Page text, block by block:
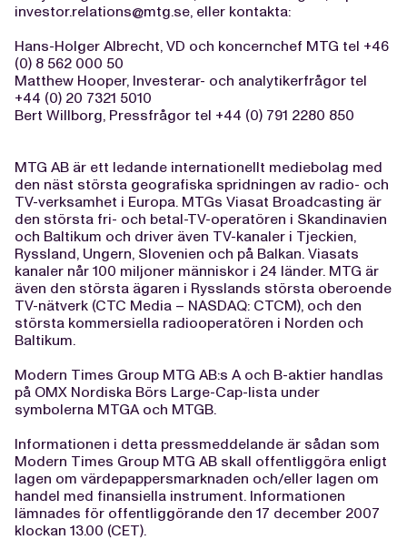
investor.relations@mtg.se, eller kontakta:
Hans-Holger Albrecht, VD och koncernchef MTG tel +46
(0) 8 562 000 50
Matthew Hooper, Investerar- och analytikerfrågor tel
+44 (0) 20 7321 5010
Bert Willborg, Pressfrågor tel +44 (0) 791 2280 850
MTG AB är ett ledande internationellt mediebolag med
den näst största geografiska spridningen av radio- och
TV-verksamhet i Europa. MTGs Viasat Broadcasting är
den största fri- och betal-TV-operatören i Skandinavien
och Baltikum och driver även TV-kanaler i Tjeckien,
Ryssland, Ungern, Slovenien och på Balkan. Viasats
kanaler når 100 miljoner människor i 24 länder. MTG är
även den största ägaren i Rysslands största oberoende
TV-nätverk (CTC Media – NASDAQ: CTCM), och den
största kommersiella radiooperatören i Norden och
Baltikum.
Modern Times Group MTG AB:s A och B-aktier handlas
på OMX Nordiska Börs Large-Cap-lista under
symbolerna MTGA och MTGB.
Informationen i detta pressmeddelande är sådan som
Modern Times Group MTG AB skall offentliggöra enligt
lagen om värdepappersmarknaden och/eller lagen om
handel med finansiella instrument. Informationen
lämnades för offentliggörande den 17 december 2007
klockan 13.00 (CET).